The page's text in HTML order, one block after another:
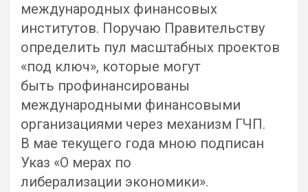
международных финансовых
институтов. Поручаю Правительству
определить пул масштабных проектов
«под ключ», которые могут
быть профинансированы
международными финансовыми
организациями через механизм ГЧП.
В мае текущего года мною подписан
Указ «О мерах по
либерализации экономики».